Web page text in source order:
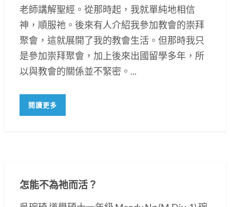
老師講解聖經。從那時起，我就單純地相信
神，順服祂。後來有人介紹我參加教會的崇拜
聚會，這就展開了我的教會生活。但那時我只
是參加崇拜聚會，加上後來出國留學多年，所
以與教會的關係並不緊密。...
閱讀更多
怎能不為祂而活？